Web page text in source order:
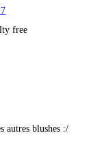
free
autres blushes :/